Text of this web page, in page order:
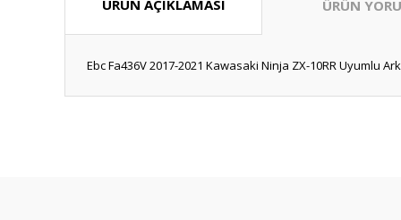
ÜRÜN AÇIKLAMASI ÜRÜN
Ebc Fa436V 2017-2021 Kawasaki Ninja ZX-10RR Uyumlu